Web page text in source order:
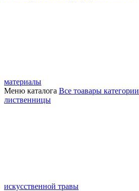
материалы
Меню каталога Все тоавары категории
лиственницы
искусственной травы